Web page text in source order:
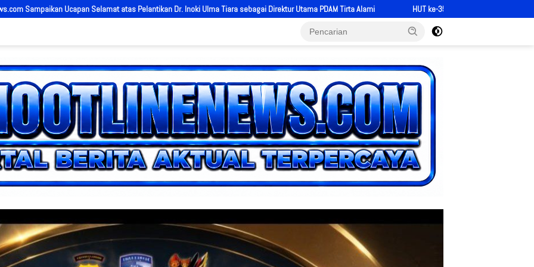
Inoki Ulma Tiara sebagai Direktur Utama PDAM Tirta Alami HUT ke-357 Kota Padang, Kodim 0312/Padang Tegaskan TNI Bersama Rakyat untuk